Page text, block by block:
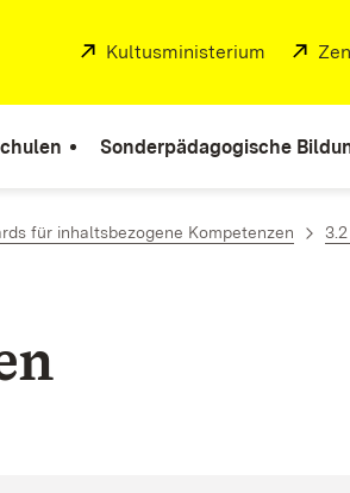
Extern:
Kultusministerium (Öffnet
Sonderpädagogische
für inhaltsbezogene Kompetenzen